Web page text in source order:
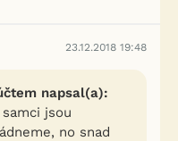
23.12.2018 19:48
napsal(a):
jsou
no snad